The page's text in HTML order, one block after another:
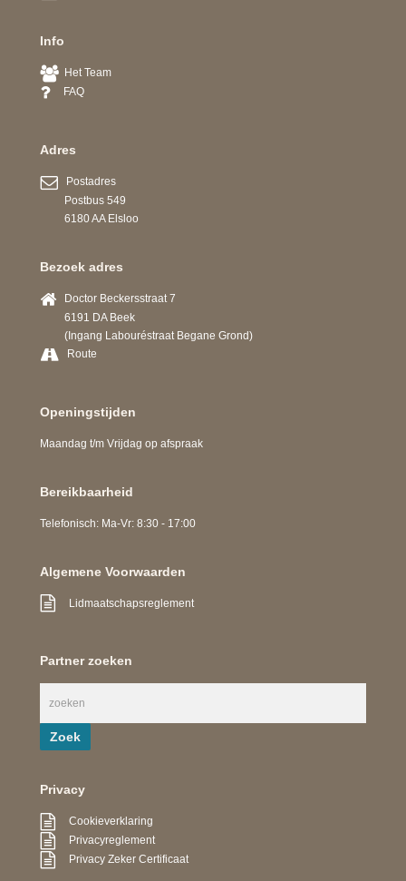
Info
Het Team
FAQ
Adres
Postadres
Postbus 549
6180 AA Elsloo
Bezoek adres
Doctor Beckersstraat 7
6191 DA Beek
(Ingang Labouréstraat Begane Grond)
Route
Openingstijden
Maandag t/m Vrijdag op afspraak
Bereikbaarheid
Telefonisch: Ma-Vr: 8:30 - 17:00
Algemene Voorwaarden
Lidmaatschapsreglement
Partner zoeken
Privacy
Cookieverklaring
Privacyreglement
Privacy Zeker Certificaat